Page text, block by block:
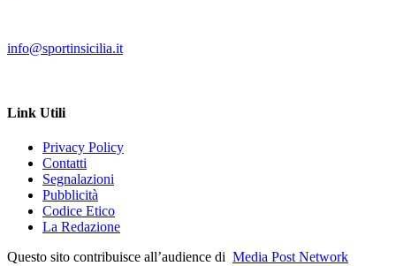
info@sportinsicilia.it
Link Utili
Privacy Policy
Contatti
Segnalazioni
Pubblicità
Codice Etico
La Redazione
Questo sito contribuisce all’audience di Media Post Network